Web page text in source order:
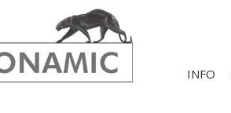
INFO